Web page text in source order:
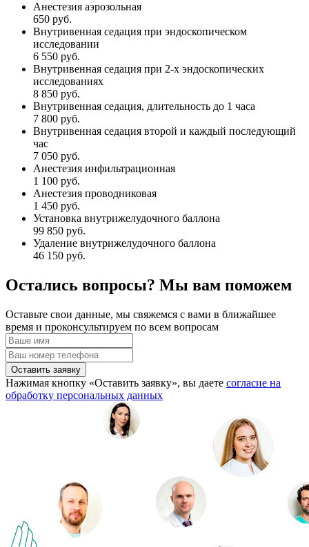
Анестезия аэрозольная
650 руб.
Внутривенная седация при эндоскопическом
исследовании
6 550 руб.
Внутривенная седация при 2-х эндоскопических
исследованиях
8 850 руб.
Внутривенная седация, длительность до 1 часа
7 800 руб.
Внутривенная седация второй и каждый последующий
час
7 050 руб.
Анестезия инфильтрационная
1 100 руб.
Анестезия проводниковая
1 450 руб.
Установка внутрижелудочного баллона
99 850 руб.
Удаление внутрижелудочного баллона
46 150 руб.
Остались вопросы? Мы вам поможем
Оставьте свои данные, мы свяжемся с вами в ближайшее
время и проконсультируем по всем вопросам
Оставить заявку
Нажимая кнопку «Оставить заявку», вы даете согласие на
обработку персональных данных